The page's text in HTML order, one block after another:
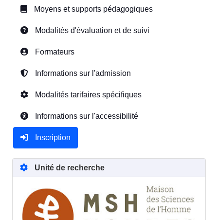
Moyens et supports pédagogiques
Modalités d'évaluation et de suivi
Formateurs
Informations sur l'admission
Modalités tarifaires spécifiques
Informations sur l'accessibilité
Inscription
Unité de recherche